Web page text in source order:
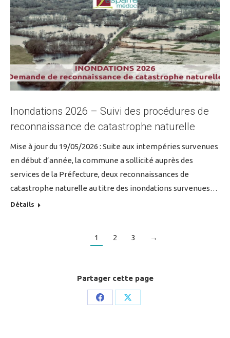
Inondations 2026 – Suivi des procédures de
reconnaissance de catastrophe naturelle
Mise à jour du 19/05/2026 : Suite aux intempéries survenues
en début d’année, la commune a sollicité auprès des
services de la Préfecture, deux reconnaissances de
catastrophe naturelle au titre des inondations survenues…
Détails
1 2 3 →
Partager cette page
Share
Share